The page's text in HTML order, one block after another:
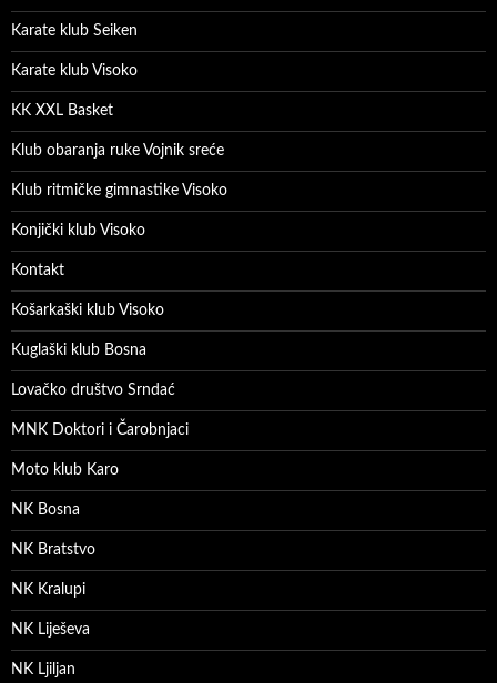
Karate klub Seiken
Karate klub Visoko
KK XXL Basket
Klub obaranja ruke Vojnik sreće
Klub ritmičke gimnastike Visoko
Konjički klub Visoko
Kontakt
Košarkaški klub Visoko
Kuglaški klub Bosna
Lovačko društvo Srndać
MNK Doktori i Čarobnjaci
Moto klub Karo
NK Bosna
NK Bratstvo
NK Kralupi
NK Liješeva
NK Ljiljan